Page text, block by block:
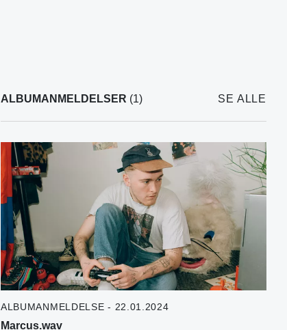
ALBUMANMELDELSER (1) SE ALLE
ALBUMANMELDELSE - 22.01.2024
Marcus.wav